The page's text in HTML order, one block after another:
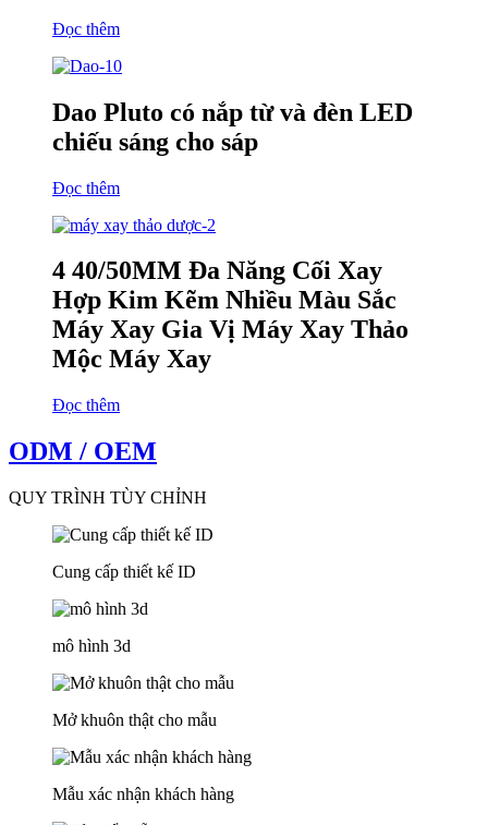
Đọc thêm
Dao Pluto có nắp từ và đèn LED
chiếu sáng cho sáp
Đọc thêm
4 40/50MM Đa Năng Cối Xay
Hợp Kim Kẽm Nhiều Màu Sắc
Máy Xay Gia Vị Máy Xay Thảo
Mộc Máy Xay
Đọc thêm
ODM / OEM
QUY TRÌNH TÙY CHỈNH
Cung cấp thiết kế ID
mô hình 3d
Mở khuôn thật cho mẫu
Mẫu xác nhận khách hàng